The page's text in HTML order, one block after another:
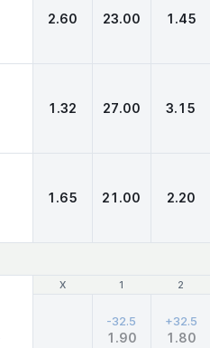
2.60 23.00 1.45
1.32 27.00 3.15
1.65 21.00 2.20
Χ 1 2
Χ 1 2
-32.5
1.90
+32.5
1.80